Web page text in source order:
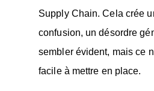
Supply Chain. Cela crée
confusion, un désordre
sembler évident, mais ce
facile à mettre en place.